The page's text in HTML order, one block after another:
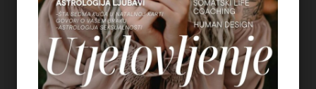
on March 14, 2025